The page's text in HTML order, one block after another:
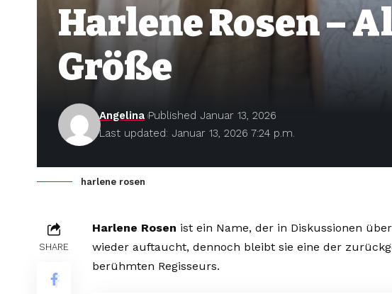
Harlene Rosen –
Größe
Last updated: Januar 13, 2026 7:24 p.m.
Angelina Published Januar 13, 2026
harlene rosen
SHARE
Harlene Rosen ist ein Name, der in Diskussionen
wieder auftaucht, dennoch bleibt sie eine der
berühmten Regisseurs.